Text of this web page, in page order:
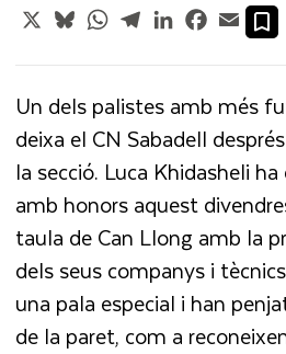
X BlueskyWhatsApp
TelegramLinkedInFacebook
Email
Un dels palistes amb més
deixa el CN Sabadell
la secció. Luca Khidasheli
amb honors aquest
taula de Can Llong amb la
dels seus companys i
una pala especial i han
de la paret, com a